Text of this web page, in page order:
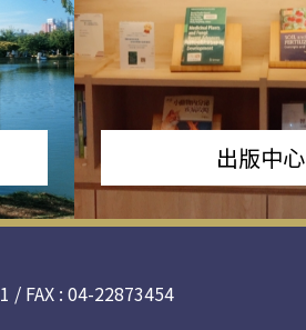
出版中心
/ FAX : 04-22873454